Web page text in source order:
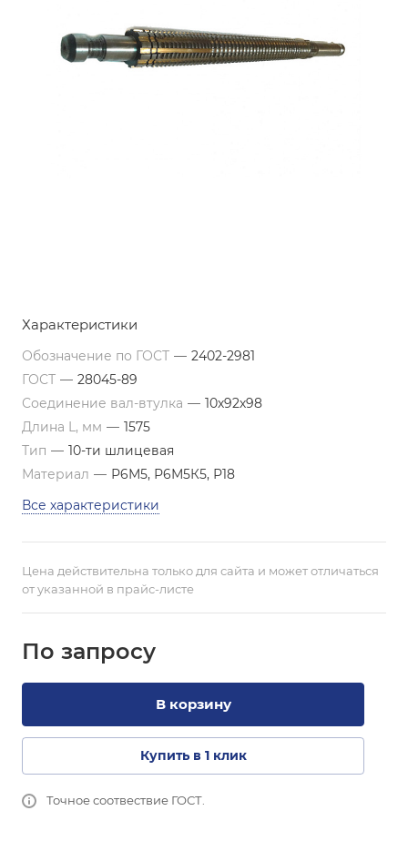
Характеристики
Обозначение по ГОСТ — 2402-2981
ГОСТ — 28045-89
Соединение вал-втулка — 10х92х98
Длина L, мм — 1575
Тип — 10-ти шлицевая
Материал — Р6М5, Р6М5К5, Р18
Все характеристики
Цена действительна только для сайта и может отличаться
от указанной в прайс-листе
По запросу
В корзину
Купить в 1 клик
Точное соотвествие ГОСТ.